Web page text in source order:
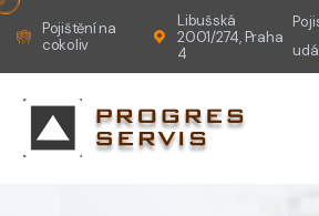
Pojištění na
cokoliv
Libušská
2001/274, Praha
4